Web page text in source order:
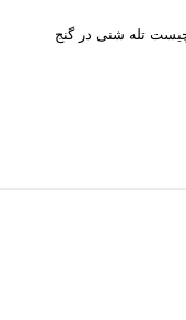
چیست تله شنی در گنج